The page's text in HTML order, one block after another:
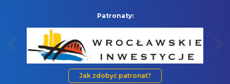
Patronaty:
Jak zdobyć patronat?